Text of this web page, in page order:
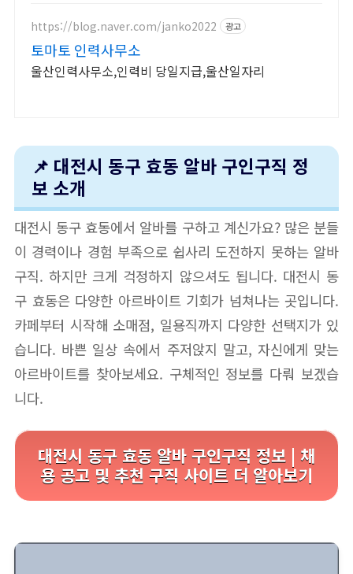
https://blog.naver.com/janko2022 광고
토마토 인력사무소
울산인력사무소,인력비 당일지급,울산일자리
📌 대전시 동구 효동 알바 구인구직 정
보 소개
대전시 동구 효동에서 알바를 구하고 계신가요? 많은 분들
이 경력이나 경험 부족으로 쉽사리 도전하지 못하는 알바
구직. 하지만 크게 걱정하지 않으셔도 됩니다. 대전시 동
구 효동은 다양한 아르바이트 기회가 넘쳐나는 곳입니다.
카페부터 시작해 소매점, 일용직까지 다양한 선택지가 있
습니다. 바쁜 일상 속에서 주저앉지 말고, 자신에게 맞는
아르바이트를 찾아보세요. 구체적인 정보를 다뤄 보겠습
니다.
대전시 동구 효동 알바 구인구직 정보 | 채
용 공고 및 추천 구직 사이트 더 알아보기